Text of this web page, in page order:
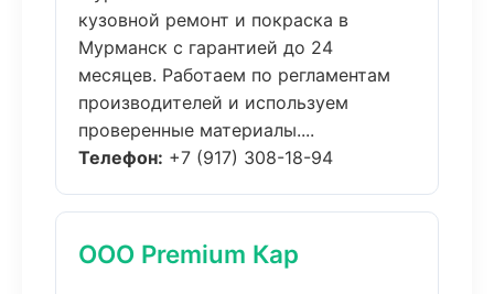
кузовной ремонт и покраска в
Мурманск с гарантией до 24
месяцев. Работаем по регламентам
производителей и используем
проверенные материалы....
Телефон: +7 (917) 308-18-94
ООО Premium Кар